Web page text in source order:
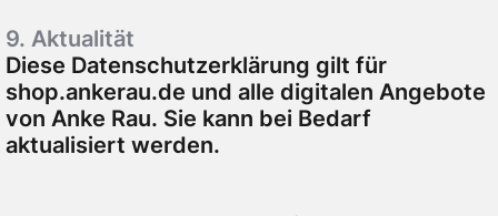
9. Aktualität
Diese Datenschutzerklärung gilt für
shop.ankerau.de und alle digitalen Angebote
von Anke Rau. Sie kann bei Bedarf
aktualisiert werden.